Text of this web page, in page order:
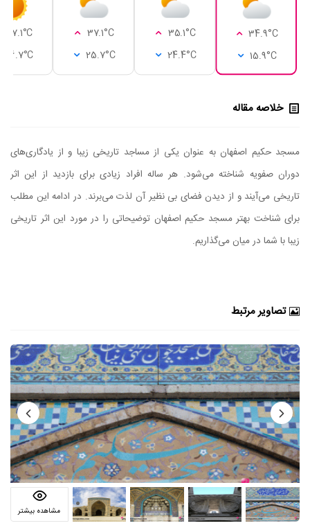
34.9°C
15.9°C
35.1°C
24.4°C
37.1°C
25.7°C
37.1°C
26.7°C
خلاصه مقاله
مسجد حکیم اصفهان به عنوان یکی از مساجد تاریخی زیبا و از یادگاری‌های
دوران صفویه شناخته می‌شود. هر ساله افراد زیادی برای بازدید از این اثر
تاریخی می‌آیند و از دیدن فضای بی نظیر آن لذت می‌برند. در ادامه این مطلب
برای شناخت بهتر مسجد حکیم اصفهان توضیحاتی را در مورد این اثر تاریخی
زیبا با شما در میان می‌گذاریم.
تصاویر مرتبط
مشاهده بیشتر